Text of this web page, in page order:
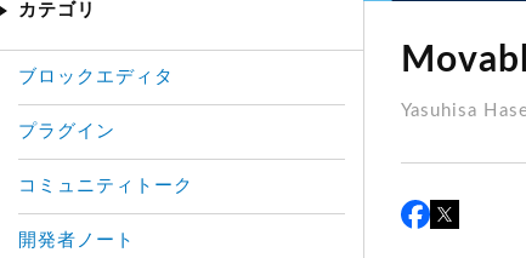
Yasuhisa
カテゴリ
ブロックエディタ
プラグイン
コミュニティトーク
開発者ノート